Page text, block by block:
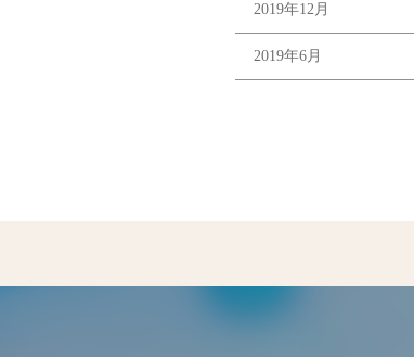
2019年12月
2019年6月